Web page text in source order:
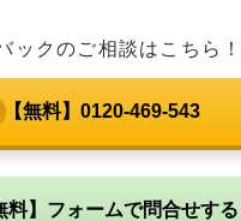
ックのご相談はこちら！
【無料】0120-469-543
料】フォームで問合せする